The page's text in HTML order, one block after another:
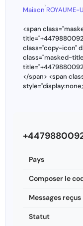
Maison
›
ROYAUME-
<span
class="copy-icon"
class="masked-
</span> <span
Pays
Composer le
Messages reçus
Statut